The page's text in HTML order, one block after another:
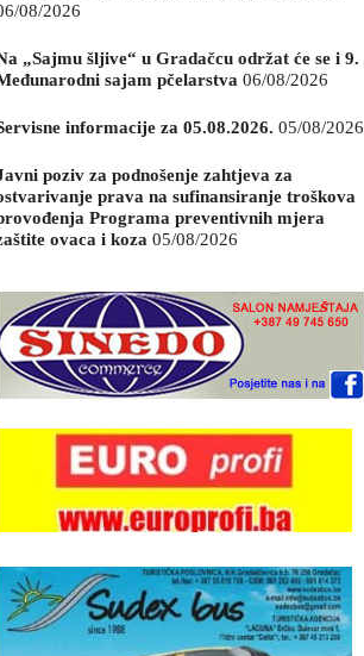
08/2026
„Sajmu šljive“ u Gradačcu održat će se i 9.
sajam pčelarstva 06/08/2026
informacije za 05.08.2026. 05/08/2026
poziv za podnošenje zahtjeva za
prava na sufinansiranje troškova
Programa preventivnih mjera
ovaca i koza 05/08/2026